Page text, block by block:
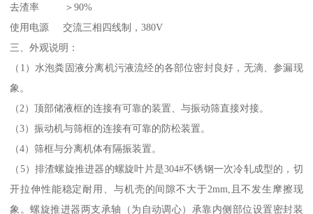
去渣率 ＞90%
使用电源 交流三相四线制，380V
三、外观说明：
（1）水泡粪固液分离机污液流经的各部位密封良好，无滴、参漏现
象。
（2）顶部储液框的连接有可靠的装置、与振动筛直接对接。
（3）振动机与筛框的连接有可靠的防松装置。
（4）筛框与分离机体有隔振装置。
（5）排渣螺旋推进器的螺旋叶片是304#不锈钢一次冷轧成型的，切
开拉伸性能稳定耐用、与机壳的间隙不大于2mm,且不发生摩擦现
象。螺旋推进器两支承轴（为自动调心）承靠内侧部位设置密封装